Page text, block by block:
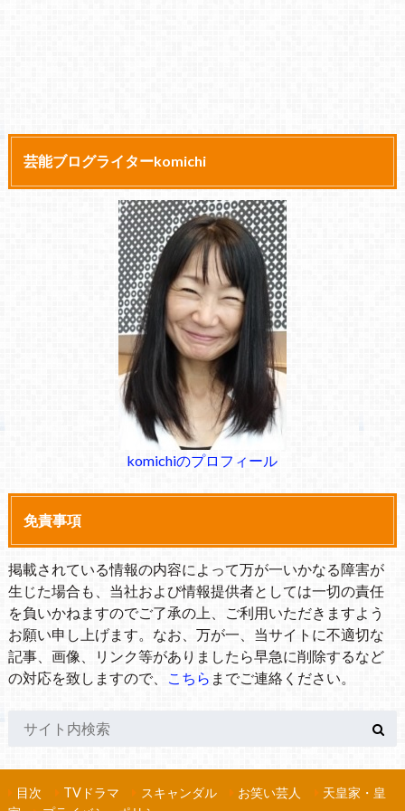
芸能ブログライターkomichi
komichiのプロフィール
免責事項
掲載されている情報の内容によって万が一いかなる障害が
生じた場合も、当社および情報提供者としては一切の責任
を負いかねますのでご了承の上、ご利用いただきますよう
お願い申し上げます。なお、万が一、当サイトに不適切な
記事、画像、リンク等がありましたら早急に削除するなど
の対応を致しますので、
こちら までご連絡ください。
目次 TVドラマ スキャンダル お笑い芸人
天皇家・皇